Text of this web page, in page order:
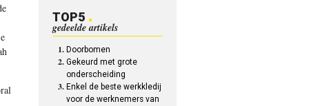
TOP5
gedeelde artikels
Doorbomen
Gekeurd met grote
onderscheiding
Enkel de beste werkkledij
voor de werknemers van